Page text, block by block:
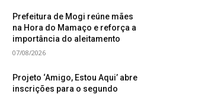
Prefeitura de Mogi reúne mães
na Hora do Mamaço e reforça a
importância do aleitamento
07/08/2026
Projeto ‘Amigo, Estou Aqui’ abre
inscrições para o segundo